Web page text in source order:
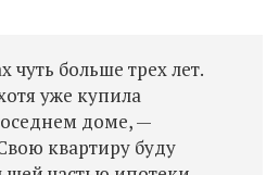
чуть больше трех лет.
уже купила
доме, —
квартиру буду